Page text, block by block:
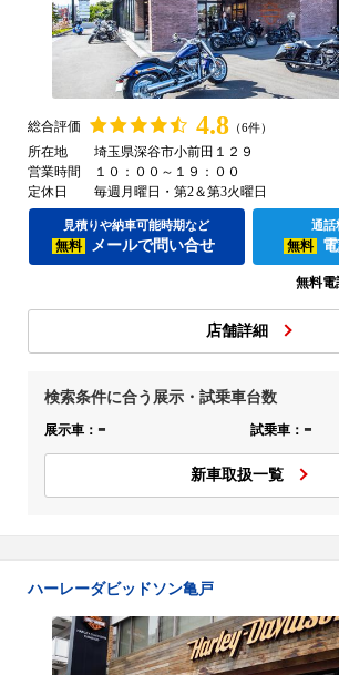
総合評価 4.8 （6件）
所在地
埼玉県深谷市小前田１２９
営業時間
１０：００～１９：００
定休日
毎週月曜日・第2＆第3火曜日
見積りや納車可能時期など
無料 メールで問い合せ
通話
無料
無料電
店舗詳細
検索条件に合う展示・試乗車台数
展示車： - 試乗車： -
新車取扱一覧
ハーレーダビッドソン亀戸